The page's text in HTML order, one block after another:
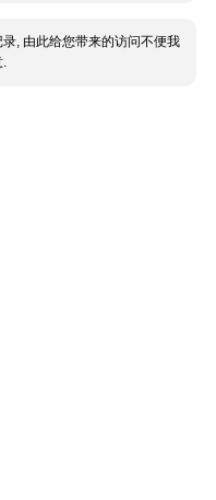
, 由此给您带来的访问不便我
.